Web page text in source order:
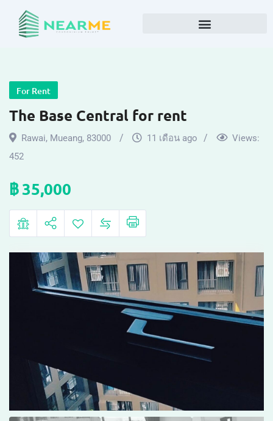
For Rent
The Base Central for rent
Rawai, Mueang, 83000 11 เดือน ago
Views:
452
฿35,000